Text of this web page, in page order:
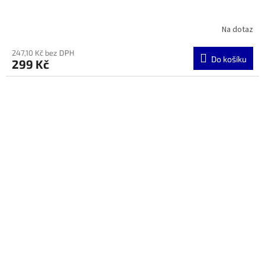
Na dotaz
247,10 Kč bez DPH
299 Kč Do košíku